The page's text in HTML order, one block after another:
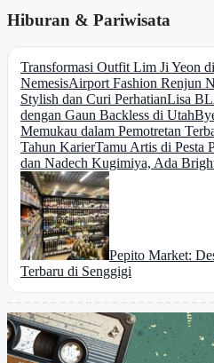
Hiburan & Pariwisata
Transformasi Outfit Lim Ji Yeon
NemesisAirport Fashion Renjun
Stylish dan Curi PerhatianLisa
dengan Gaun Backless di Utah
Memukau dalam Pemotretan
Tahun KarierTamu Artis di Pesta
dan Nadech Kugimiya, Ada
Pepito Market:
Terbaru di Senggigi